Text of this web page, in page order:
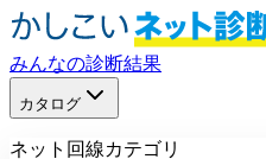
みんなの診断結果
カタログ
ネット回線カテゴリ